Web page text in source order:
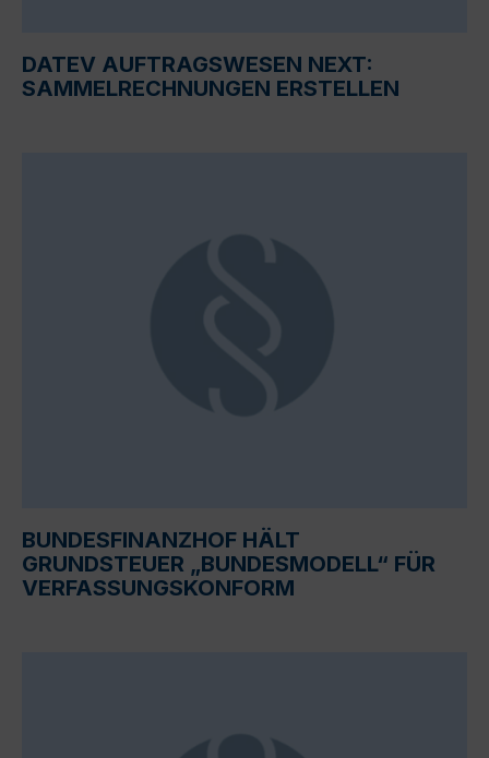
DATEV AUFTRAGSWESEN NEXT:
SAMMELRECHNUNGEN ERSTELLEN
BUNDESFINANZHOF HÄLT
GRUNDSTEUER „BUNDESMODELL“ FÜR
VERFASSUNGSKONFORM